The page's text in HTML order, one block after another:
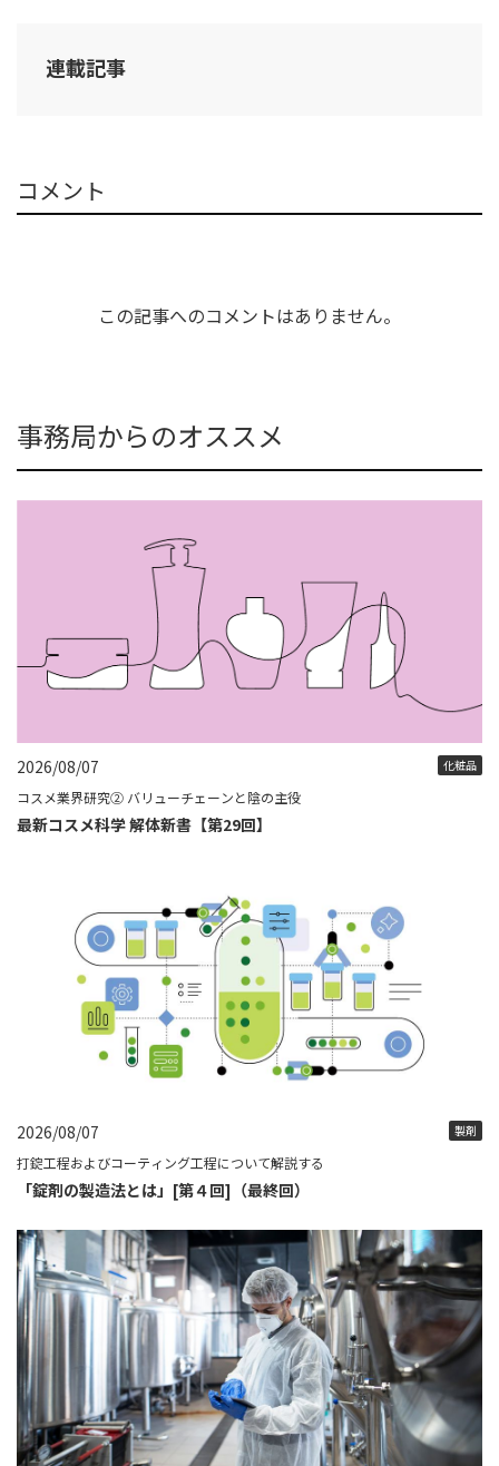
連載記事
コメント
この記事へのコメントはありません。
事務局からのオススメ
2026/08/07 化粧品
コスメ業界研究② バリューチェーンと陰の主役
最新コスメ科学 解体新書【第29回】
2026/08/07 製剤
打錠工程およびコーティング工程について解説する
「錠剤の製造法とは」[第４回]（最終回）